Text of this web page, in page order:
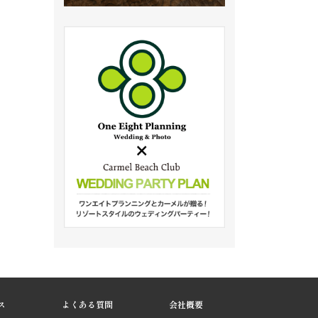
よくある質問 会社概要